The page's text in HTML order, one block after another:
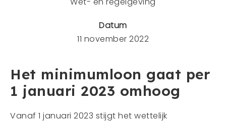
Datum
11 november 2022
Het minimumloon gaat per
1 januari 2023 omhoog
Vanaf 1 januari 2023 stijgt het wettelijk